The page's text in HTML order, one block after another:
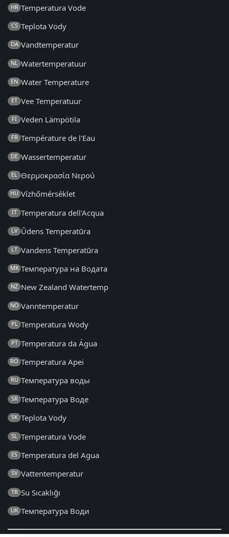
HR Temperatura Vode
CS Teplota Vody
DA Vandtemperatur
NL Watertemperatuur
EN Water Temperature
ET Vee Temperatuur
FI Veden Lämpötila
FR Température de l'Eau
DE Wassertemperatur
EL Θερμοκρασία Νερού
HU Vízhőmérséklet
IT Temperatura dell'Acqua
LV Ūdens Temperatūra
LT Vandens Temperatūra
MK Температура на Водата
NZ New Zealand Watertemp
NO Vanntemperatur
PL Temperatura Wody
PT Temperatura da Água
RO Temperatura Apei
RU Температура воды
SR Температура Воде
SK Teplota Vody
SL Temperatura Vode
ES Temperatura del Agua
SV Vattentemperatur
TR Su Sıcaklığı
UK Температура Води